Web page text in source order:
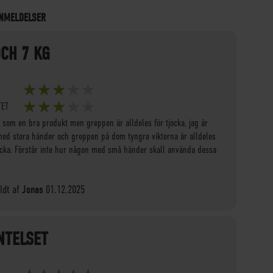
7 KG
60%
60%
som en bra produkt men greppen är alldeles för tjocka, jag är
stora händer och greppen på dom tyngre vikterna är alldeles
Förstår inte hur någon med små händer skall använda dessa
af Jonas Tilføjet
01.12.2025